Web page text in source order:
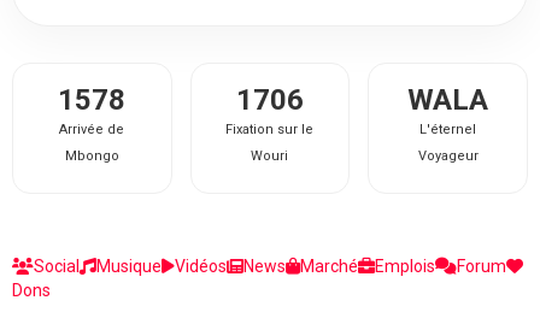
1578
Arrivée de
Mbongo
1706
Fixation sur le
Wouri
WALA
L'éternel
Voyageur
Social Musique Vidéos News Marché Emplois
Forum
Dons